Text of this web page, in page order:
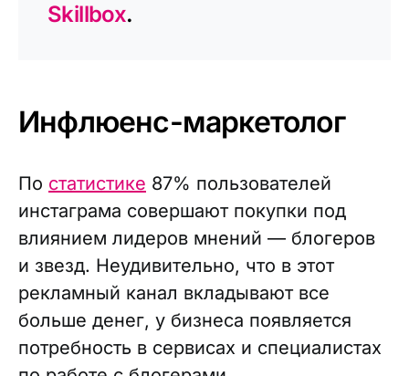
Skillbox.
Инфлюенс-маркетолог
По статистике 87% пользователей
инстаграма совершают покупки под
влиянием лидеров мнений — блогеров
и звезд. Неудивительно, что в этот
рекламный канал вкладывают все
больше денег, у бизнеса появляется
потребность в сервисах и специалистах